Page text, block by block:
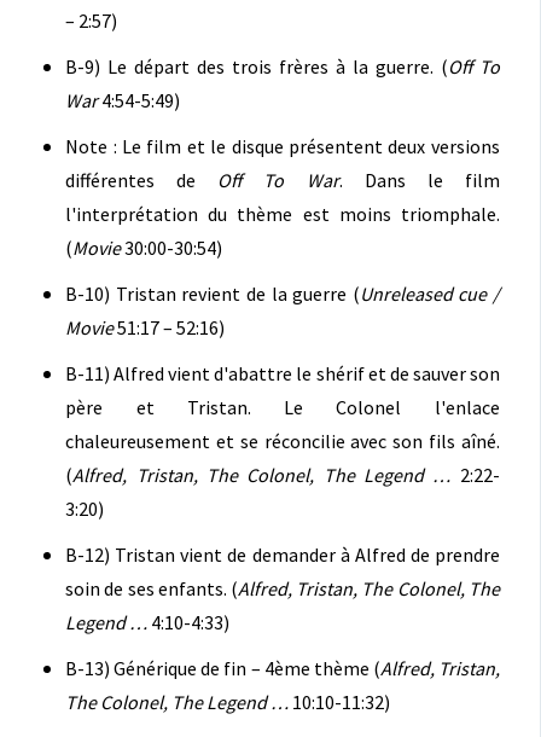
– 2:57)
B-9) Le départ des trois frères à la guerre. (Off To
War4:54-5:49)
Note : Le film et le disque présentent deux versions
différentes de Off To War. Dans le film
l'interprétation du thème est moins triomphale.
(Movie30:00-30:54)
B-10) Tristan revient de la guerre (Unreleased cue /
Movie51:17 – 52:16)
B-11) Alfred vient d'abattre le shérif et de sauver son
père et Tristan. Le Colonel l'enlace
chaleureusement et se réconcilie avec son fils aîné.
(Alfred, Tristan, The Colonel, The Legend … 2:22-
3:20)
B-12) Tristan vient de demander à Alfred de prendre
soin de ses enfants. (Alfred, Tristan, The Colonel, The
Legend … 4:10-4:33)
B-13) Générique de fin – 4ème thème (Alfred, Tristan,
The Colonel, The Legend … 10:10-11:32)